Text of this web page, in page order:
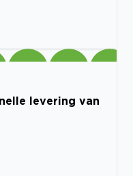
levering van